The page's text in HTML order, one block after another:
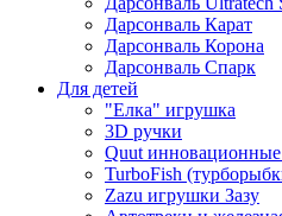
Дарсонваль Карат
Дарсонваль Корона
Дарсонваль Спарк
Для детей
"Елка" игрушка
3D ручки
Quut
TurboFish
Zazu игрушки Зазу